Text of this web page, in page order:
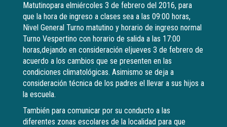
Matutinopara elmiércoles 3 de febrero del 2016, para
que la hora de ingreso a clases sea a las 09:00 horas,
Nivel General Turno matutino y horario de ingreso normal
Turno Vespertino con horario de salida a las 17:00
horas,dejando en consideración eljueves 3 de febrero de
acuerdo a los cambios que se presenten en las
condiciones climatológicas. Asimismo se deja a
consideración técnica de los padres el llevar a sus hijos a
la escuela.
También para comunicar por su conducto a las
diferentes zonas escolares de la localidad para que